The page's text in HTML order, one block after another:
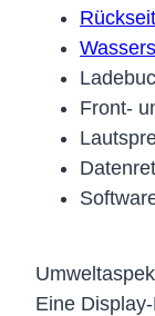
Front-
Eine